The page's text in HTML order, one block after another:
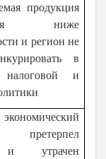
продукция
ниже
и регион не
в
налоговой и
претерпел
и утрачен